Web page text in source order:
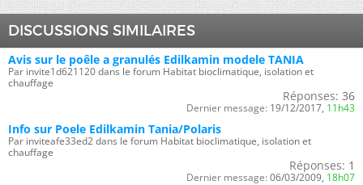
DISCUSSIONS SIMILAIRES
Avis sur le poêle a granulés Edilkamin modele TANIA
Par invite1d621120 dans le forum Habitat bioclimatique, isolation et
chauffage
Réponses: 36
Dernier message: 19/12/2017, 11h43
Info sur Poele Edilkamin Tania/Polaris
Par inviteafe33ed2 dans le forum Habitat bioclimatique, isolation et
chauffage
Réponses: 1
Dernier message: 06/03/2009, 18h07